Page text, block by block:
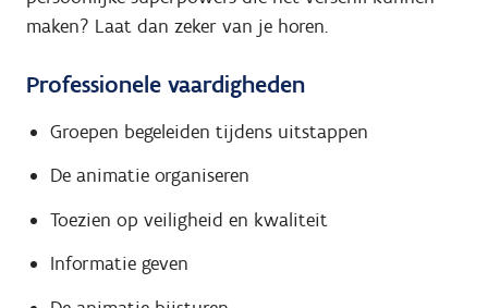
maken? Laat dan zeker van je horen.
Professionele vaardigheden
Groepen begeleiden tijdens uitstappen
De animatie organiseren
Toezien op veiligheid en kwaliteit
Informatie geven